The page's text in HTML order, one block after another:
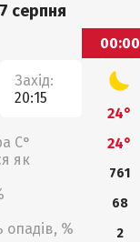
серпня
Захід:
20:15
С°
як
опадів, %
00:00
24°
24°
761
68
2